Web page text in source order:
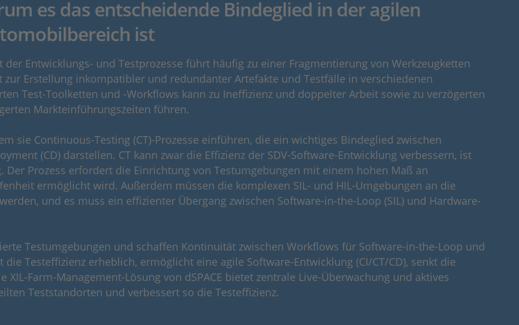
es das entscheidende Bindeglied in der agilen
ist
Entwicklungs- und Testprozesse führt häufig zu einer Fragmentierung von Werkzeugketten
Erstellung inkompatibler und redundanter Artefakte und Testfälle in verschiedenen
Test-Toolketten und -Workflows kann zu Ineffizienz und doppelter Arbeit sowie zu verzögerten
Markteinführungszeiten führen.
sie Continuous-Testing (CT)-Prozesse einführen, die ein wichtiges Bindeglied zwischen
(CD) darstellen. CT kann zwar die Effizienz der SDV-Software-Entwicklung verbessern, ist
Prozess erfordert die Einrichtung von Testumgebungen mit einem hohen Maß an
ermöglicht wird. Außerdem müssen die komplexen SIL- und HIL-Umgebungen an die
und es muss ein effizienter Übergang zwischen Software-in-the-Loop (SIL) und Hardware-
Testumgebungen und schaffen Kontinuität zwischen Workflows für Software-in-the-Loop und
Testeffizienz erheblich, ermöglicht eine agile Software-Entwicklung (CI/CT/CD), senkt die
Farm-Management-Lösung von dSPACE bietet zentrale Live-Überwachung und aktives
Teststandorten und verbessert so die Testeffizienz.